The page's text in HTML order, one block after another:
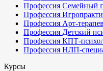
Профессия Семейный
Профессия
Профессия Арт-
Профессия Детский
Профессия КПТ-
Профессия НЛП-
Курсы